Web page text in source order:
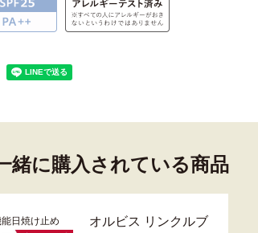
緒に購入されている商品
日焼け止め
オルビス リンクルブ